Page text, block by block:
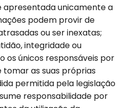
unicamente a
podem provir de
ou ser inexatas;
integridade ou
os únicos responsáveis por
as suas próprias
permitida pela legislação
responsabilidade por